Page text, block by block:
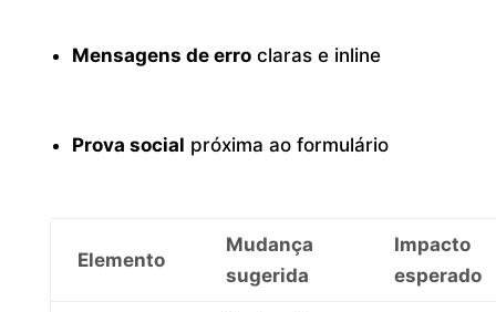
Mensagens de erro claras e inline
Prova social próxima ao formulário
Elemento
Mudança
sugerida
Impacto
esperado